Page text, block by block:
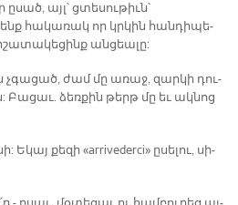
ը­սած, այլ՝ ցտե­սու­թիւն՝
Մենք հա­կա­ռակ որ կրկին հան­դի­պե­
ան­ցեա­լը:
ժամ մը ա­ռաջ, զար­կի դու­
ձեռ­քին թերթ մը եւ ակ­նոց
Ե­կայ քե­զի «arrivederci» ը­սե­լու, սի­